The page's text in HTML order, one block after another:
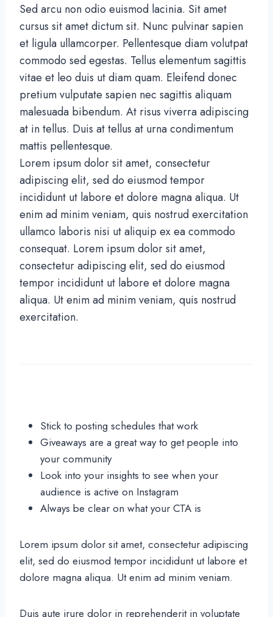
Sed arcu non odio euismod lacinia. Sit amet
cursus sit amet dictum sit. Nunc pulvinar sapien
et ligula ullamcorper. Pellentesque diam volutpat
commodo sed egestas. Tellus elementum sagittis
vitae et leo duis ut diam quam. Eleifend donec
pretium vulputate sapien nec sagittis aliquam
malesuada bibendum. At risus viverra adipiscing
at in tellus. Duis at tellus at urna condimentum
mattis pellentesque.
Lorem ipsum dolor sit amet, consectetur
adipiscing elit, sed do eiusmod tempor
incididunt ut labore et dolore magna aliqua. Ut
enim ad minim veniam, quis nostrud exercitation
ullamco laboris nisi ut aliquip ex ea commodo
consequat. Lorem ipsum dolor sit amet,
consectetur adipiscing elit, sed do eiusmod
tempor incididunt ut labore et dolore magna
aliqua. Ut enim ad minim veniam, quis nostrud
exercitation.
Stick to posting schedules that work
Giveaways are a great way to get people into
your community
Look into your insights to see when your
audience is active on Instagram
Always be clear on what your CTA is
Lorem ipsum dolor sit amet, consectetur adipiscing
elit, sed do eiusmod tempor incididunt ut labore et
dolore magna aliqua. Ut enim ad minim veniam.
Duis aute irure dolor in reprehenderit in voluptate